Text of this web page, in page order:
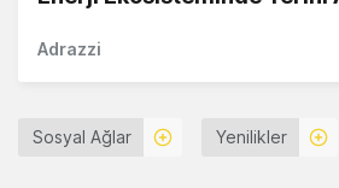
Adrazzi
Sosyal Ağlar Yenilikler